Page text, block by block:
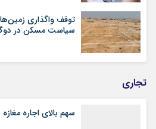
سیاست مسکن در
تجاری
سهم بالای اجاره‌‌